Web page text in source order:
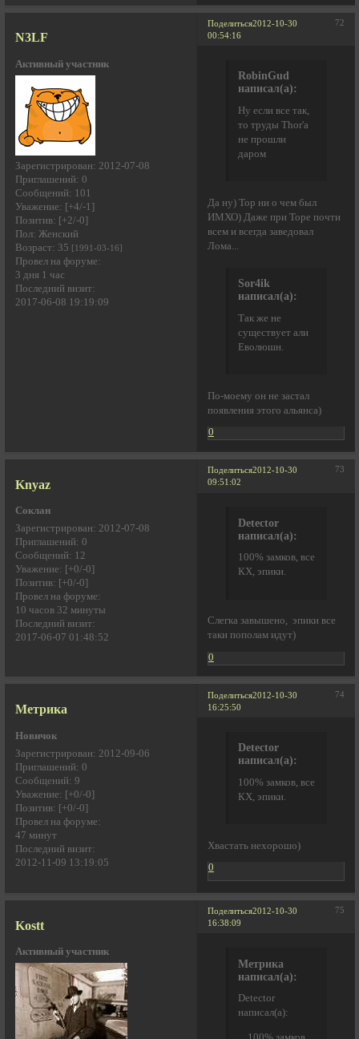
Поделиться 72
2012-10-30
00:54:16
N3LF
Активный участник
Зарегистрирован: 2012-07-08
Приглашений: 0
Сообщений: 101
Уважение: [+4/-1]
Позитив: [+2/-0]
Пол: Женский
Возраст: 35 [1991-03-16]
Провел на форуме:
3 дня 1 час
Последний визит:
2017-06-08 19:19:09
RobinGud
написал(а):
Ну если все так,
то труды Thor'a
не прошли
даром
Да ну) Тор ни о чем был
ИМХО) Даже при Торе почти
всем и всегда заведовал
Лома...
Sor4ik
написал(а):
Так же не
существует али
Еволюшн.
По-моему он не застал
появления этого альянса)
0
Поделиться 73
2012-10-30
09:51:02
Knyaz
Соклан
Зарегистрирован: 2012-07-08
Приглашений: 0
Сообщений: 12
Уважение: [+0/-0]
Позитив: [+0/-0]
Провел на форуме:
10 часов 32 минуты
Последний визит:
2017-06-07 01:48:52
Detector
написал(а):
100% замков, все
КХ, эпики.
Слегка завышено, эпики все
таки пополам идут)
0
Поделиться 74
2012-10-30
16:25:50
Метрика
Новичок
Зарегистрирован: 2012-09-06
Приглашений: 0
Сообщений: 9
Уважение: [+0/-0]
Позитив: [+0/-0]
Провел на форуме:
47 минут
Последний визит:
2012-11-09 13:19:05
Detector
написал(а):
100% замков, все
КХ, эпики.
Хвастать нехорошо)
0
Поделиться 75
2012-10-30
16:38:09
Kostt
Активный участник
Метрика
написал(а):
Detector
написал(а):